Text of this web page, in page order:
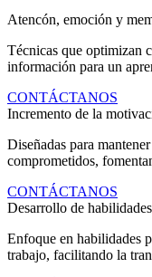
Atencón, emoción y
Técnicas que optimizan
información para un
CONTÁCTANOS
Incremento de la
Diseñadas para
comprometidos,
CONTÁCTANOS
Desarrollo de
Enfoque en habilidades
trabajo, facilitando la